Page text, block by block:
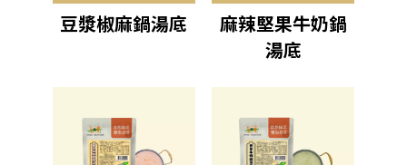
豆漿椒麻鍋湯底
麻辣堅果牛奶鍋
湯底